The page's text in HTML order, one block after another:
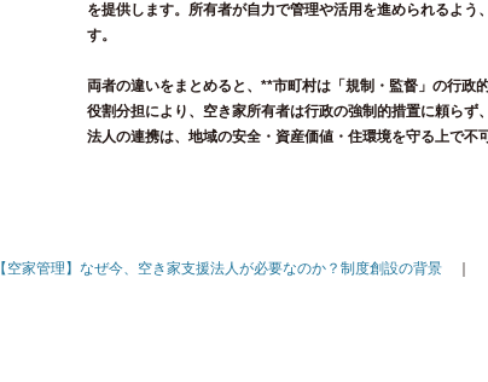
を提供します。所有者が自力で管理や活用を進められるよ
す。
両者の違いをまとめると、**市町村は「規制・監督」の行
役割分担により、空き家所有者は行政の強制的措置に頼ら
法人の連携は、地域の安全・資産価値・住環境を守る上で不
【空家管理】なぜ今、空き家支援法人が必要なのか？制度創設の背景